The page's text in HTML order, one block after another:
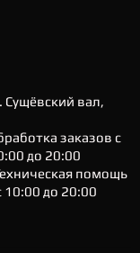
Сущёвский вал,
заказов с
до 20:00
помощь
10:00 до 20:00